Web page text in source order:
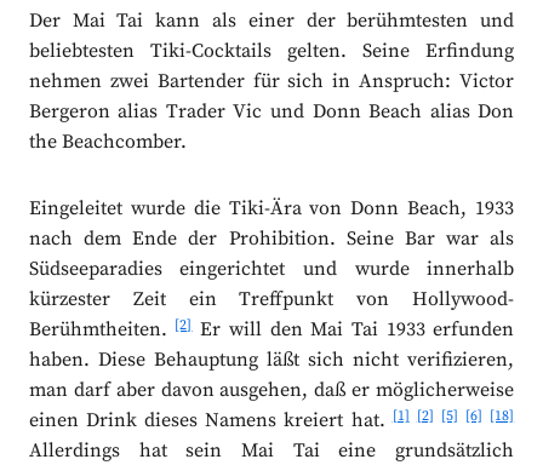
Der Mai Tai kann als einer der berühmtesten und
beliebtesten Tiki-Cocktails gelten. Seine Erfindung
nehmen zwei Bartender für sich in Anspruch: Victor
Bergeron alias Trader Vic und Donn Beach alias Don
the Beachcomber.
Eingeleitet wurde die Tiki-Ära von Donn Beach, 1933
nach dem Ende der Prohibition. Seine Bar war als
Südseeparadies eingerichtet und wurde innerhalb
kürzester Zeit ein Treffpunkt von Hollywood-
Berühmtheiten. [2]Er will den Mai Tai 1933 erfunden
haben. Diese Behauptung läßt sich nicht verifizieren,
man darf aber davon ausgehen, daß er möglicherweise
einen Drink dieses Namens kreiert hat.[1] [2] [5] [6] [18]
Allerdings hat sein Mai Tai eine grundsätzlich